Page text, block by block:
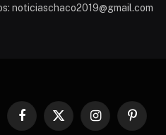
noticiaschaco2019@gmail.com
Facebook
X
InstagramPinterest